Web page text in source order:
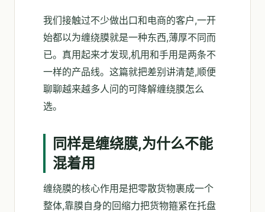
我们接触过不少做出口和电商的客户,一开
始都以为缠绕膜就是一种东西,薄厚不同而
已。真用起来才发现,机用和手用是两条不
一样的产品线。这篇就把差别讲清楚,顺便
聊聊越来越多人问的可降解缠绕膜怎么
选。
同样是缠绕膜,为什么不能
混着用
缠绕膜的核心作用是把零散货物裹成一个
整体,靠膜自身的回缩力把货物箍紧在托盘